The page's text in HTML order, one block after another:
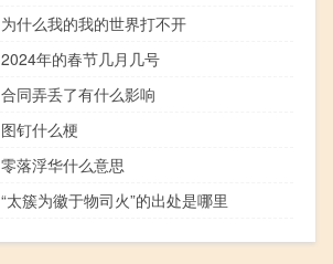
为什么我的我的世界打不开
2024年的春节几月几号
合同弄丢了有什么影响
图钉什么梗
零落浮华什么意思
“太簇为徽于物司火”的出处是哪里